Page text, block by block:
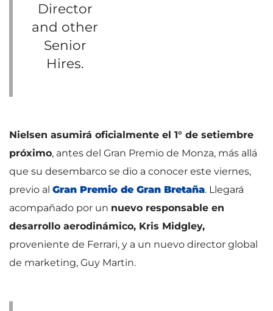
Director
and other
Senior
Hires.
Nielsen asumirá oficialmente el 1° de setiembre
próximo, antes del Gran Premio de Monza, más allá
que su desembarco se dio a conocer este viernes,
previo al Gran Premio de Gran Bretaña. Llegará
acompañado por un nuevo responsable en
desarrollo aerodinámico, Kris Midgley,
proveniente de Ferrari, y a un nuevo director global
de marketing, Guy Martin.